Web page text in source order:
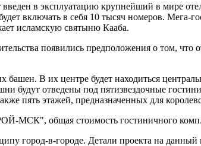
в эксплуатацию крупнейший в мире
включать в себя 10 тысяч номеров.
исламскую святыню Кааба.
появились предположения о том, что
башен. В их центре будет находиться
будут отведены под пятизвездочные
пять этажей, предназначенных для
МСК", общая стоимость гостиничного
город-в-городе. Детали проекта на данный